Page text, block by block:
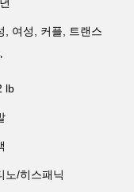
, 여성, 커플, 트랜스
lb
노/히스패닉